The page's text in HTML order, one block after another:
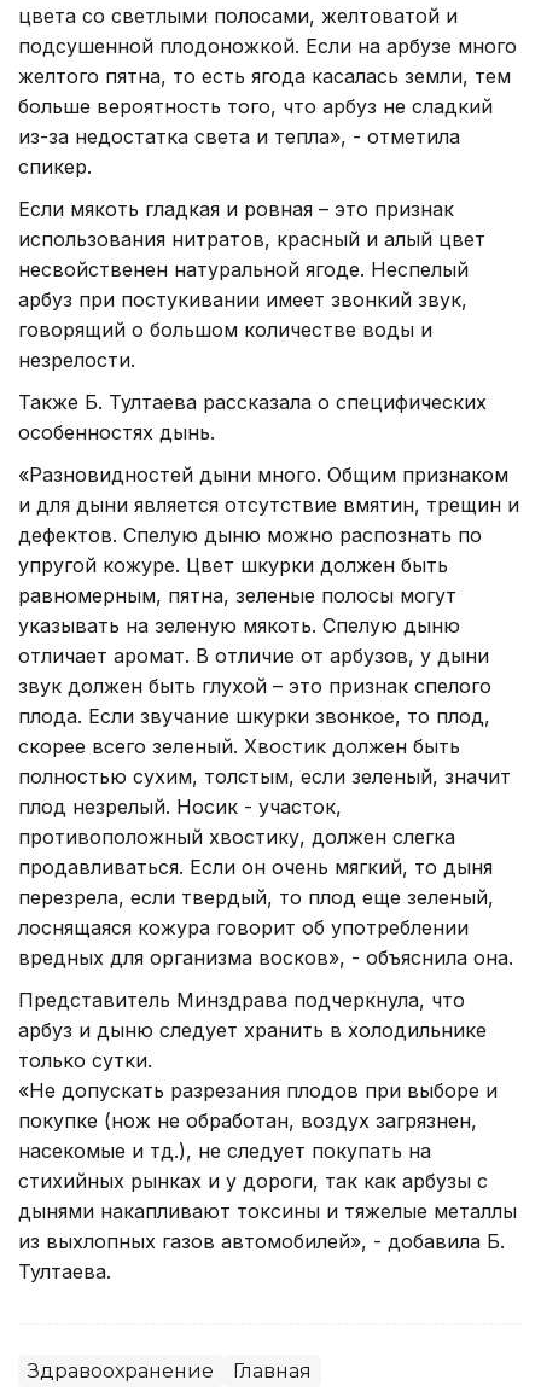
цвета со светлыми полосами, желтоватой и
подсушенной плодоножкой. Если на арбузе много
желтого пятна, то есть ягода касалась земли, тем
больше вероятность того, что арбуз не сладкий
из-за недостатка света и тепла», - отметила
спикер.
Если мякоть гладкая и ровная – это признак
использования нитратов, красный и алый цвет
несвойственен натуральной ягоде. Неспелый
арбуз при постукивании имеет звонкий звук,
говорящий о большом количестве воды и
незрелости.
Также Б. Тултаева рассказала о специфических
особенностях дынь.
«Разновидностей дыни много. Общим признаком
и для дыни является отсутствие вмятин, трещин и
дефектов. Спелую дыню можно распознать по
упругой кожуре. Цвет шкурки должен быть
равномерным, пятна, зеленые полосы могут
указывать на зеленую мякоть. Спелую дыню
отличает аромат. В отличие от арбузов, у дыни
звук должен быть глухой – это признак спелого
плода. Если звучание шкурки звонкое, то плод,
скорее всего зеленый. Хвостик должен быть
полностью сухим, толстым, если зеленый, значит
плод незрелый. Носик - участок,
противоположный хвостику, должен слегка
продавливаться. Если он очень мягкий, то дыня
перезрела, если твердый, то плод еще зеленый,
лоснящаяся кожура говорит об употреблении
вредных для организма восков», - объяснила она.
Представитель Минздрава подчеркнула, что
арбуз и дыню следует хранить в холодильнике
только сутки.
«Не допускать разрезания плодов при выборе и
покупке (нож не обработан, воздух загрязнен,
насекомые и тд.), не следует покупать на
стихийных рынках и у дороги, так как арбузы с
дынями накапливают токсины и тяжелые металлы
из выхлопных газов автомобилей», - добавила Б.
Тултаева.
Здравоохранение Главная